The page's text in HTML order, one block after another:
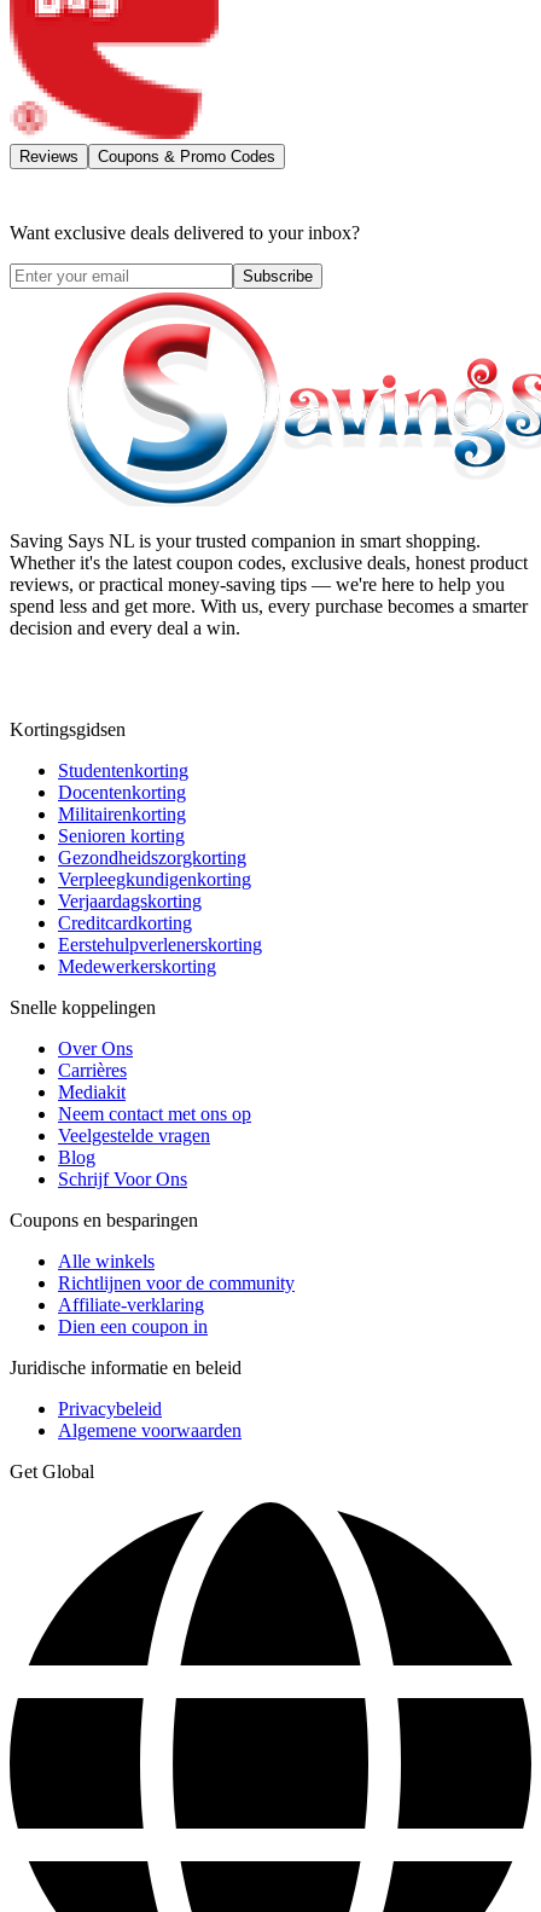
Reviews Coupons & Promo Codes
Want exclusive deals delivered to your inbox?
Subscribe
Saving Says NL is your trusted companion in smart shopping.
Whether it's the latest coupon codes, exclusive deals, honest product
reviews, or practical money-saving tips — we're here to help you
spend less and get more. With us, every purchase becomes a smarter
decision and every deal a win.
Kortingsgidsen
Studentenkorting
Docentenkorting
Militairenkorting
Senioren korting
Gezondheidszorgkorting
Verpleegkundigenkorting
Verjaardagskorting
Creditcardkorting
Eerstehulpverlenerskorting
Medewerkerskorting
Snelle koppelingen
Over Ons
Carrières
Mediakit
Neem contact met ons op
Veelgestelde vragen
Blog
Schrijf Voor Ons
Coupons en besparingen
Alle winkels
Richtlijnen voor de community
Affiliate-verklaring
Dien een coupon in
Juridische informatie en beleid
Privacybeleid
Algemene voorwaarden
Get Global